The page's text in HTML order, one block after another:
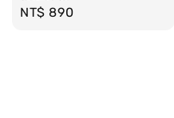
Regular
NT$ 890